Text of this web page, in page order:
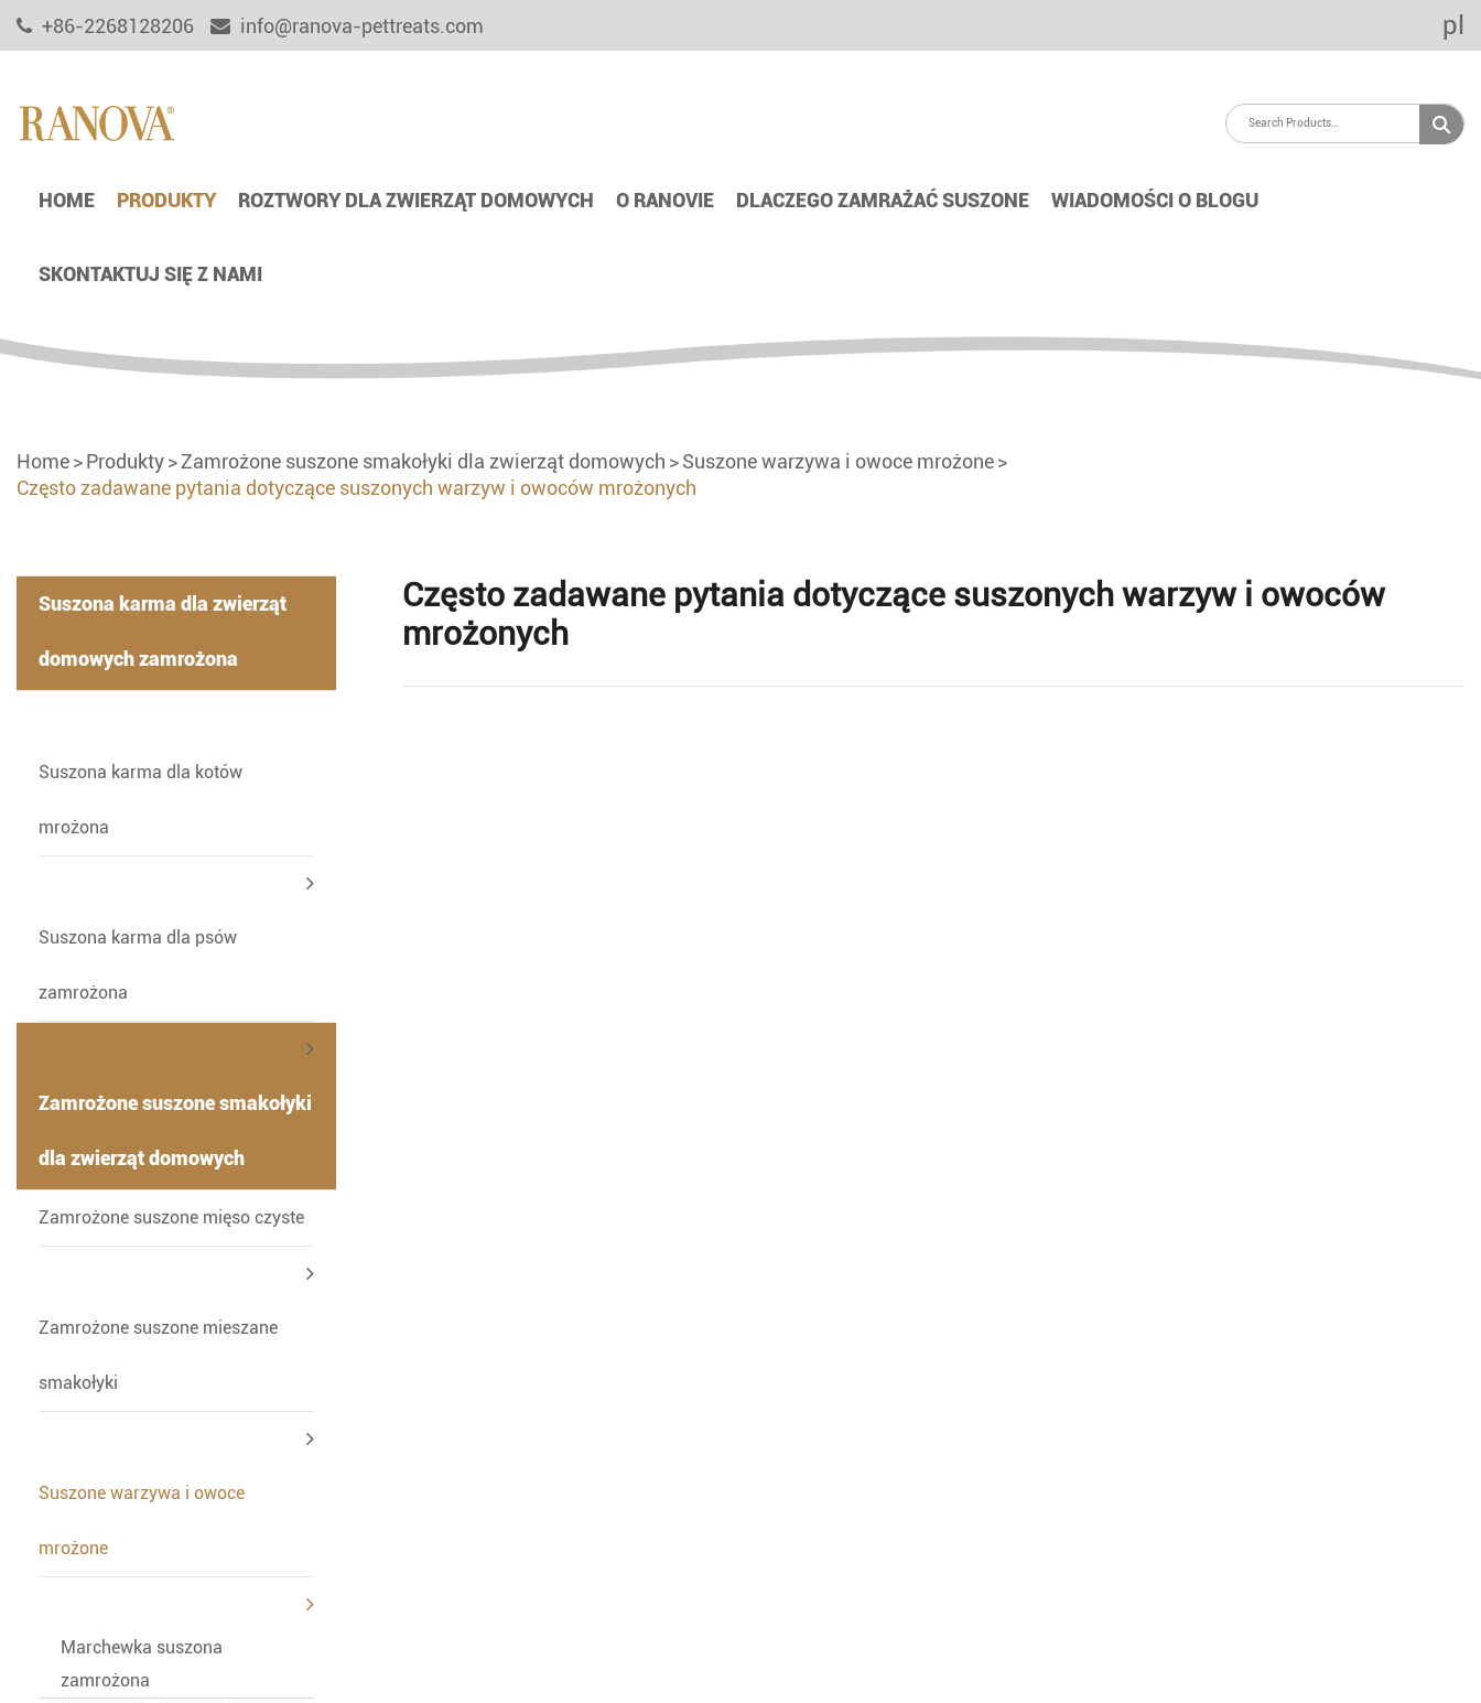
+86-2268128206 info@ranova-pettreats.com pl
HOME PRODUKTY ROZTWORY DLA ZWIERZĄT DOMOWYCH O RANOVIE DLACZEGO ZAMRAŻAĆ SUSZONE WIADOMOŚCI O BLOGU
SKONTAKTUJ SIĘ Z NAMI
Home Produkty Zamrożone suszone smakołyki dla zwierząt domowych
Suszone warzywa i owoce mrożone
Często zadawane pytania dotyczące suszonych warzyw i owoców mrożonych
Suszona karma dla zwierząt
domowych zamrożona
Suszona karma dla kotów
mrożona
Suszona karma dla psów
zamrożona
Zamrożone suszone smakołyki
dla zwierząt domowych
Zamrożone suszone mięso czyste
Zamrożone suszone mieszane
smakołyki
Suszone warzywa i owoce
mrożone
Marchewka suszona
zamrożona
Często zadawane pytania dotyczące suszonych warzyw i owoców
mrożonych